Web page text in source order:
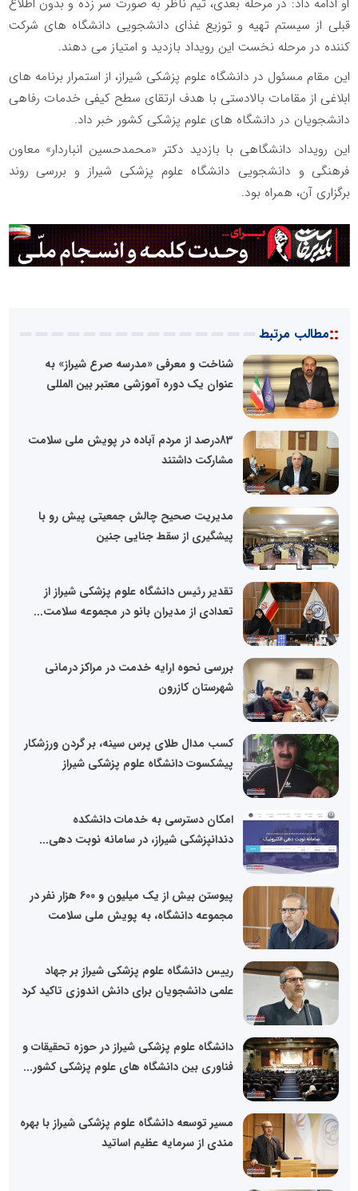
قبلی از سیستم تهیه و توزیع غذای دانشجویی دانشگاه های شرکت
کننده در مرحله نخست این رویداد بازدید و امتیاز می دهند.
این مقام مسئول در دانشگاه علوم پزشکی شیراز، از استمرار برنامه های
ابلاغی از مقامات بالادستی با هدف ارتقای سطح کیفی خدمات رفاهی
دانشجویان در دانشگاه های علوم پزشکی کشور خبر داد.
این رویداد دانشگاهی با بازدید دکتر «محمدحسین انباردار» معاون
فرهنگی و دانشجویی دانشگاه علوم پزشکی شیراز و بررسی روند
برگزاری آن، همراه بود.
::مطالب مرتبط
شناخت و معرفی «مدرسه صرع شیراز» به
عنوان یک دوره آموزشی معتبر بین المللی
83درصد از مردم آباده در پویش ملی سلامت
مشارکت داشتند
مدیریت صحیح چالش جمعیتی پیش رو با
پیشگیری از سقط جنایی جنین
تقدیر رئیس دانشگاه علوم پزشکی شیراز از
تعدادی از مدیران بانو در مجموعه سلامت...
بررسی نحوه ارایه خدمت در مراکز درمانی
شهرستان کازرون
کسب مدال طلای پرس سینه، بر گردن ورزشکار
پیشکسوت دانشگاه علوم پزشکی شیراز
امکان دسترسی به خدمات دانشکده
دندانپزشکی شیراز، در سامانه نوبت دهی...
پیوستن بیش از یک میلیون و 600 هزار نفر در
مجموعه دانشگاه، به پویش ملی سلامت
رییس دانشگاه علوم پزشکی شیراز بر جهاد
علمی دانشجویان برای دانش اندوزی تاکید کرد
دانشگاه علوم پزشکی شیراز در حوزه تحقیقات و
فناوری بین دانشگاه های علوم پزشکی کشور...
مسیر توسعه دانشگاه علوم پزشکی شیراز با بهره
مندی از سرمایه عظیم اساتید